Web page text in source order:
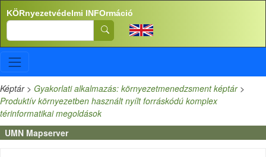
Ugrás a tartalomra
KÖRnyezetvédelmi INFOrmáció
Search
Képtár> Gyakorlati alkalmazás: környezetmenedzsment képtár>
Produktív környezetben használt nyílt forráskódú komplex
térinformatikai megoldások
UMN Mapserver